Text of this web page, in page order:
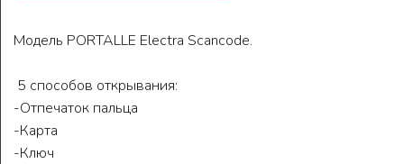
Модель PORTALLE Electra Scanсode.
5 способов открывания:
-Отпечаток пальца
-Карта
-Ключ